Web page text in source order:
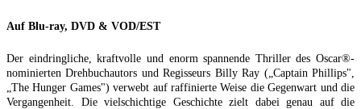
Auf Blu-ray, DVD & VOD/EST
Der eindringliche, kraftvolle und enorm spannende Thriller des Oscar®-
nominierten Drehbuchautors und Regisseurs Billy Ray („Captain Phillips",
„The Hunger Games") verwebt auf raffinierte Weise die Gegenwart und die
Vergangenheit. Die vielschichtige Geschichte zielt dabei genau auf die